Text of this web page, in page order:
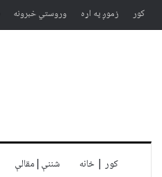
کور زموږ په اړه وروستي خبرونه
کور | خانه شننې|مقالې